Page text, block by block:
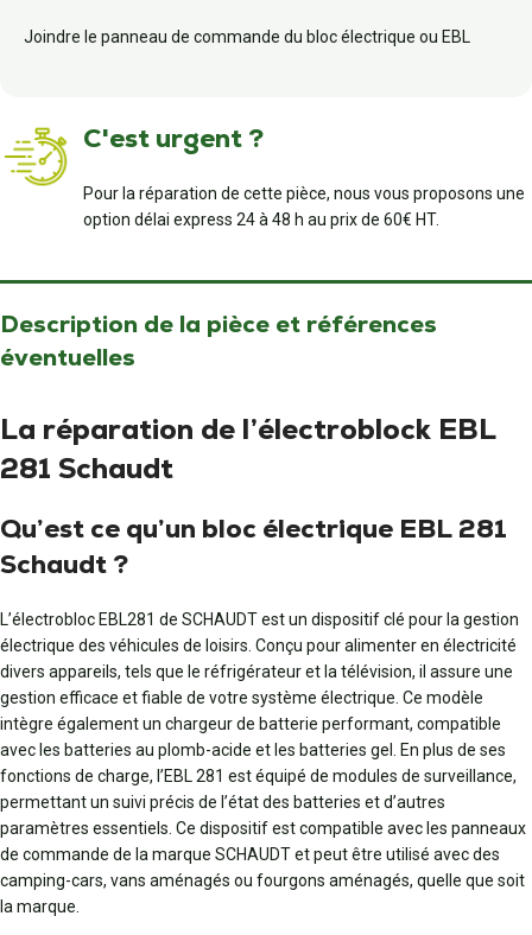
Joindre le panneau de commande du bloc électrique ou EBL
C'est urgent ?
Pour la réparation de cette pièce, nous vous proposons une
option délai express 24 à 48 h au prix de 60€ HT.
Description de la pièce et références
éventuelles
La réparation de l’électroblock EBL
281 Schaudt
Qu’est ce qu’un bloc électrique EBL 281
Schaudt ?
L’électrobloc EBL281 de SCHAUDT est un dispositif clé pour la gestion
électrique des véhicules de loisirs. Conçu pour alimenter en électricité
divers appareils, tels que le réfrigérateur et la télévision, il assure une
gestion efficace et fiable de votre système électrique. Ce modèle
intègre également un chargeur de batterie performant, compatible
avec les batteries au plomb-acide et les batteries gel. En plus de ses
fonctions de charge, l’EBL 281 est équipé de modules de surveillance,
permettant un suivi précis de l’état des batteries et d’autres
paramètres essentiels. Ce dispositif est compatible avec les panneaux
de commande de la marque SCHAUDT et peut être utilisé avec des
camping-cars, vans aménagés ou fourgons aménagés, quelle que soit
la marque.